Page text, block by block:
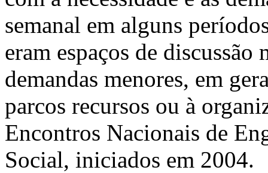
semanal em alguns
eram espaços de
demandas menores, em
parcos recursos ou à
Encontros Nacionais de
Social, iniciados em 2004.